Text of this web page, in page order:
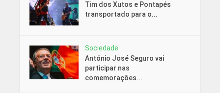
Tim dos Xutos e Pontapés
transportado para o...
Sociedade
António José Seguro vai
participar nas
comemorações...